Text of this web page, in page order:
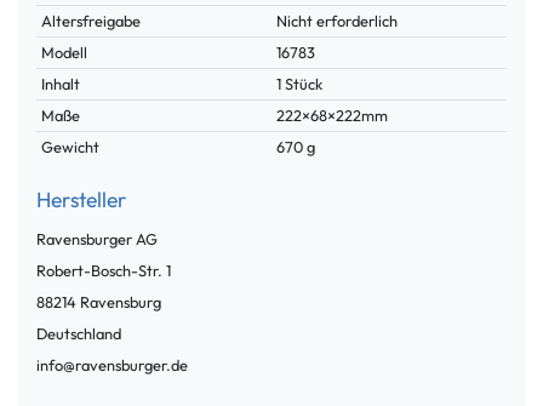
Merkmal
Altersfreigabe
Nicht erforderlich
Modell
16783
Inhalt
1 Stück
Maße
222×68×222mm
Gewicht
670 g
Hersteller
Ravensburger AG
Robert-Bosch-Str. 1
88214 Ravensburg
Deutschland
info@ravensburger.de